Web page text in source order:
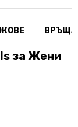
за Жени